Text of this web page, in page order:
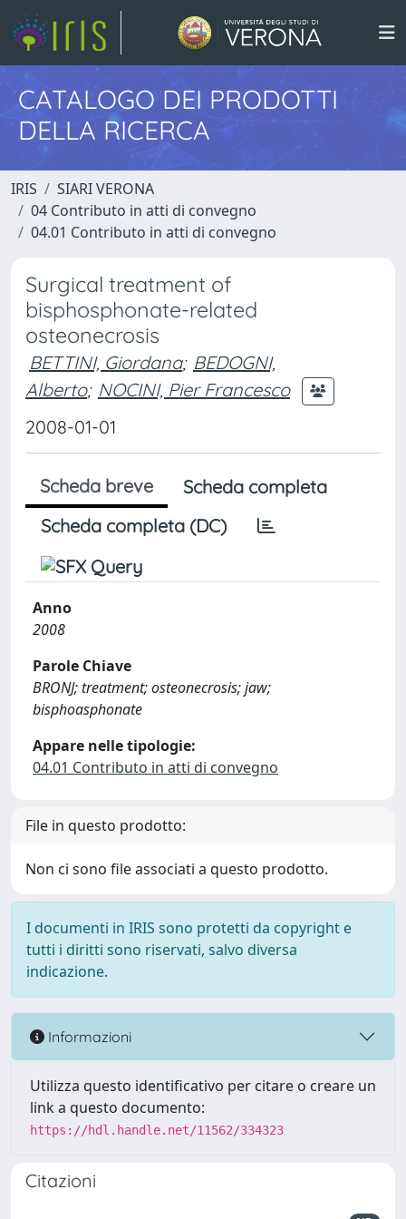
CATALOGO DEI PRODOTTI
DELLA RICERCA
IRIS
SIARI VERONA
04 Contributo in atti di convegno
04.01 Contributo in atti di convegno
Surgical treatment of
bisphosphonate-related
osteonecrosis
BETTINI, Giordana; BEDOGNI,
Alberto; NOCINI, Pier Francesco
2008-01-01
Scheda breve
Scheda completa
Scheda completa (DC)
Anno
2008
Parole Chiave
BRONJ; treatment; osteonecrosis; jaw;
bisphoasphonate
Appare nelle tipologie:
04.01 Contributo in atti di convegno
File in questo prodotto:
Non ci sono file associati a questo prodotto.
I documenti in IRIS sono protetti da copyright e
tutti i diritti sono riservati, salvo diversa
indicazione.
Informazioni
Utilizza questo identificativo per citare o creare un
link a questo documento:
https://hdl.handle.net/11562/334323
Citazioni